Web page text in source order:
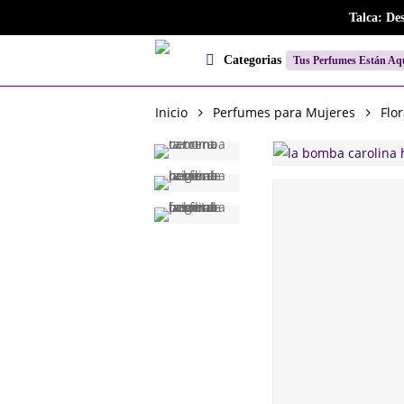
to
Talca:
Categorias Tus Perfumes Están
Inicio Perfumes para Mujeres